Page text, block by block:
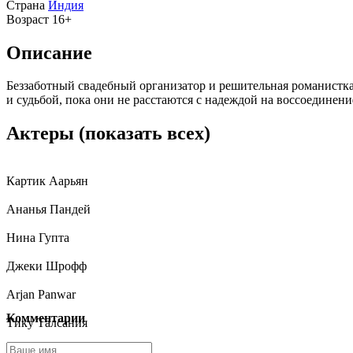
Страна Индия
Возраст 16+
Описание
Беззаботный свадебный организатор и решительная
и судьбой, пока они не расстаются с надеждой на
Актеры (показать всех)
Картик Аарьян
Ананья Пандей
Нина Гупта
Джеки Шрофф
Arjan Panwar
Тику Талсания
Комментарии